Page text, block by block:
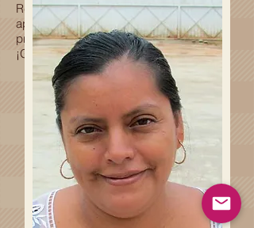
Recuerda que al adquirir esta prenda
apoyas al desarrollo económico y
profesional de una familia Oaxaqueña.
¡Gracias por ser parte de esta historia!